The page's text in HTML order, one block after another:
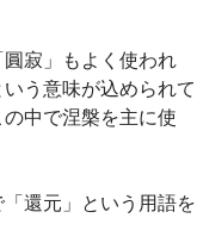
寂」もよく使われ
う意味が込められて
中で涅槃を主に使
還元」という用語を